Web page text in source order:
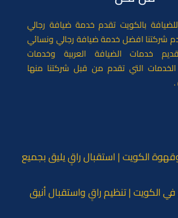
شركة النوبي VIP للضيافة بالكويت تقدم خدمة ضيافة رجالي
شركتنا افضل خدمة ضيافة رجالي ونسائي
خدمات الضيافة العربية وخدمات
الخدمات التي تقدم من قبل شركتنا منها
الكويت | استقبال راقٍ يليق بجميع
الكويت | تنظيم راقٍ واستقبال أنيق